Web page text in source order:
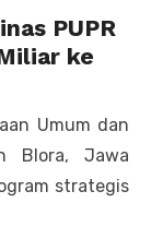
PUPR
ke
Umum dan
Blora, Jawa
strategis